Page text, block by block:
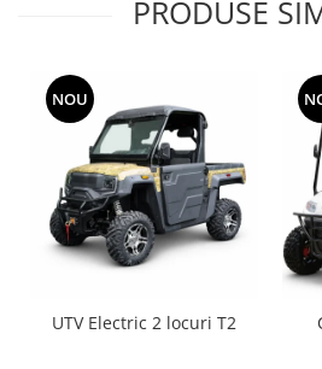
PRODUSE
NOU
UTV Electric 2 locuri T2